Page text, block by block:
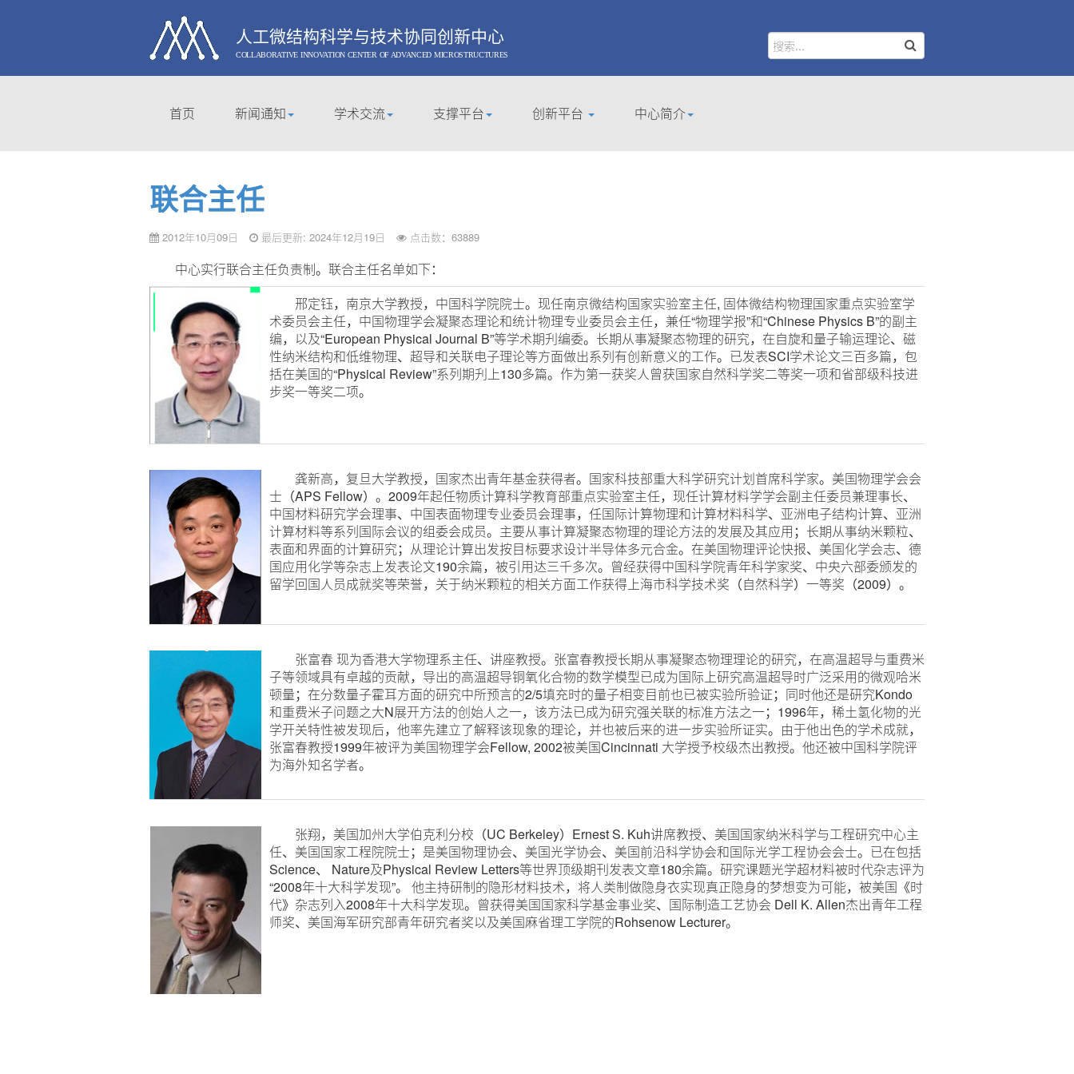
人工微结构科学与技术协同创新中心
COLLABORATIVE INNOVATION CENTER OF ADVANCED MICROSTRUCTURES
首页 新闻通知 学术交流 支撑平台 创新平台 中心简介
联合主任
2012年10月09日 最后更新: 2024年12月19日 点击数：63889
中心实行联合主任负责制。联合主任名单如下：
邢定钰，南京大学教授，中国科学院院士。现任南京微结构国家实验室主任, 固体微结构物理国家重点实验室学
术委员会主任，中国物理学会凝聚态理论和统计物理专业委员会主任，兼任“物理学报”和“Chinese Physics B”的副主
编，以及“European Physical Journal B”等学术期刋编委。长期从事凝聚态物理的研究，在自旋和量子输运理论、磁
性纳米结构和低维物理、超导和关联电子理论等方面做出系列有创新意义的工作。已发表SCI学术论文三百多篇，包
括在美国的“Physical Review”系列期刋上130多篇。作为第一获奖人曾获国家自然科学奖二等奖一项和省部级科技进
步奖一等奖二项。
龚新高，复旦大学教授，国家杰出青年基金获得者。国家科技部重大科学研究计划首席科学家。美国物理学会会
士（APS Fellow）。2009年起任物质计算科学教育部重点实验室主任，现任计算材料学学会副主任委员兼理事长、
中国材料研究学会理事、中国表面物理专业委员会理事，任国际计算物理和计算材料科学、亚洲电子结构计算、亚洲
计算材料等系列国际会议的组委会成员。主要从事计算凝聚态物理的理论方法的发展及其应用；长期从事纳米颗粒、
表面和界面的计算研究；从理论计算出发按目标要求设计半导体多元合金。在美国物理评论快报、美国化学会志、德
国应用化学等杂志上发表论文190余篇，被引用达三千多次。曾经获得中国科学院青年科学家奖、中央六部委颁发的
留学回国人员成就奖等荣誉，关于纳米颗粒的相关方面工作获得上海市科学技术奖（自然科学）一等奖（2009）。
张富春 现为香港大学物理系主任、讲座教授。张富春教授长期从事凝聚态物理理论的研究，在高温超导与重费米
子等领域具有卓越的贡献，导出的高温超导铜氧化合物的数学模型已成为国际上研究高温超导时广泛采用的微观哈米
顿量；在分数量子霍耳方面的研究中所预言的2/5填充时的量子相变目前也已被实验所验证；同时他还是研究Kondo
和重费米子问题之大N展开方法的创始人之一，该方法已成为研究强关联的标准方法之一；1996年，稀土氢化物的光
学开关特性被发现后，他率先建立了解释该现象的理论，并也被后来的进一步实验所证实。由于他出色的学术成就，
张富春教授1999年被评为美国物理学会Fellow, 2002被美国Cincinnati 大学授予校级杰出教授。他还被中国科学院评
为海外知名学者。
张翔，美国加州大学伯克利分校（UC Berkeley）Ernest S. Kuh讲席教授、美国国家纳米科学与工程研究中心主
任、美国国家工程院院士；是美国物理协会、美国光学协会、美国前沿科学协会和国际光学工程协会会士。已在包括
Science、 Nature及Physical Review Letters等世界顶级期刊发表文章180余篇。研究课题光学超材料被时代杂志评为
“2008年十大科学发现”。 他主持研制的隐形材料技术，将人类制做隐身衣实现真正隐身的梦想变为可能，被美国《时
代》杂志列入2008年十大科学发现。曾获得美国国家科学基金事业奖、国际制造工艺协会 Dell K. Allen杰出青年工程
师奖、美国海军研究部青年研究者奖以及美国麻省理工学院的Rohsenow Lecturer。